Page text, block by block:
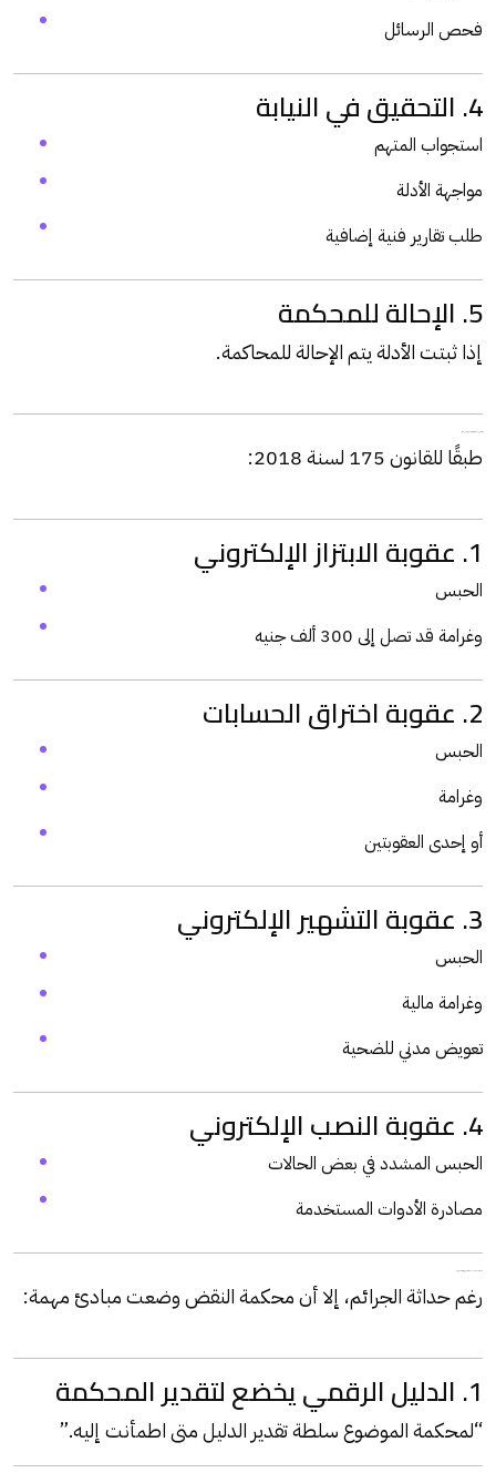
فحص الرسائل
4. التحقيق في النيابة
استجواب المتهم
مواجهة الأدلة
طلب تقارير فنية إضافية
5. الإحالة للمحكمة
إذا ثبتت الأدلة يتم الإحالة للمحاكمة.
طبقًا للقانون 175 لسنة 2018:
1. عقوبة الابتزاز الإلكتروني
الحبس
وغرامة قد تصل إلى 300 ألف جنيه
2. عقوبة اختراق الحسابات
الحبس
وغرامة
أو إحدى العقوبتين
3. عقوبة التشهير الإلكتروني
الحبس
وغرامة مالية
تعويض مدني للضحية
4. عقوبة النصب الإلكتروني
الحبس المشدد في بعض الحالات
مصادرة الأدوات المستخدمة
رغم حداثة الجرائم، إلا أن محكمة النقض وضعت مبادئ مهمة:
1. الدليل الرقمي يخضع لتقدير المحكمة
“لمحكمة الموضوع سلطة تقدير الدليل متى اطمأنت إليه.”